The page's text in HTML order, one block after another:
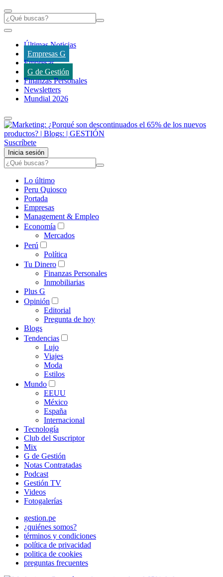
Últimas Noticias
Empresas G
Empresas
G de Gestión
Finanzas Personales
Newsletters
Mundial 2026
Suscríbete
Inicia sesión
Lo último
Peru Quiosco
Portada
Empresas
Management & Empleo
Economía
Mercados
Perú
Política
Tu Dinero
Finanzas Personales
Inmobiliarias
Plus G
Opinión
Editorial
Pregunta de hoy
Blogs
Tendencias
Lujo
Viajes
Moda
Estilos
Mundo
EEUU
México
España
Internacional
Tecnología
Club del Suscriptor
Mix
G de Gestión
Notas Contratadas
Podcast
Gestión TV
Videos
Fotogalerías
gestion.pe
¿quiénes somos?
términos y condiciones
política de privacidad
politica de cookies
preguntas frecuentes